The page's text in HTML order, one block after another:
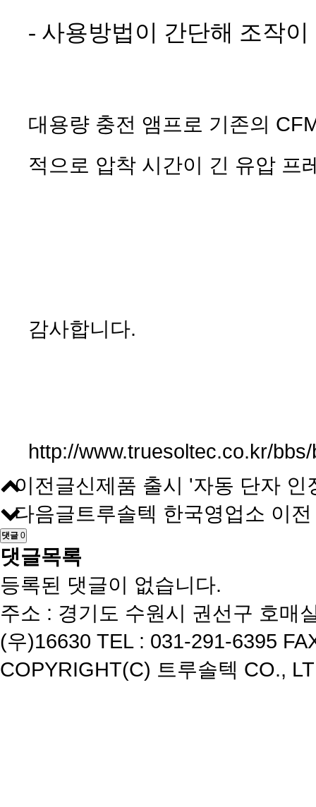
- 사용방법이 간단해 조작이
대용량 충전 앰프로 기존의
적으로 압착 시간이 긴 유압 프
감사합니다.
http://www.truesoltec.co.kr/
이전글신제품 출시 '자동 단자 인
다음글트루솔텍 한국영업소 이
댓글 0
댓글목록
등록된 댓글이 없습니다.
주소 : 경기도 수원시 권선구 호매
(우)16630 TEL : 031-291-6395
COPYRIGHT(C) 트루솔텍 CO.,